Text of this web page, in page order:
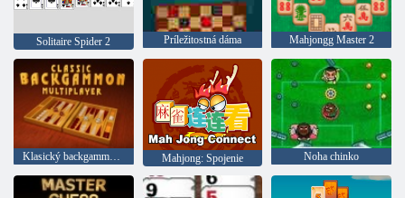
Solitaire Spider 2 Príležitostná dáma Mahjongg Master 2
Klasický backgammon pre viacerých hráčov Mahjong: Spojenie Noha chinko